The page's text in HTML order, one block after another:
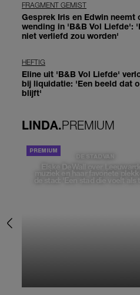
FRAGMENT GEMIST
Gesprek Iris en Edwin neemt
wending in 'B&B Vol Liefde':
niet verliefd zou worden'
HEFTIG
Eline uit 'B&B Vol Liefde'
bij liquidatie: 'Een beeld dat
blijft'
LINDA.PREMIUM
DE STAD VAN
Elske DeWall over
muziek en haar favoriete
de stad: 'Een stad die voelt als